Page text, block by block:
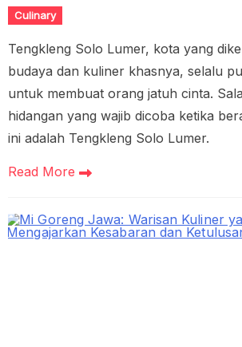
Culinary
Tengkleng Solo Lumer, kota yang
budaya dan kuliner khasnya, selalu
untuk membuat orang jatuh cinta.
hidangan yang wajib dicoba ketika
ini adalah Tengkleng Solo Lumer.
Read More